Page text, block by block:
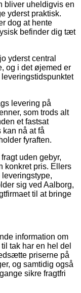
bliver uheldigvis en
yderst praktisk.
dog at hente
befinder dig tæt
yderst central
og i det øjemed er
levering på
som trods alt
et fastsat
nå at få
fyraften.
uden gebyr,
konkret pris. Ellers
sig ved Aalborg,
til at bringe
information om
tak har en hel del
priserne på
og samtidig også
sikre fragtfri